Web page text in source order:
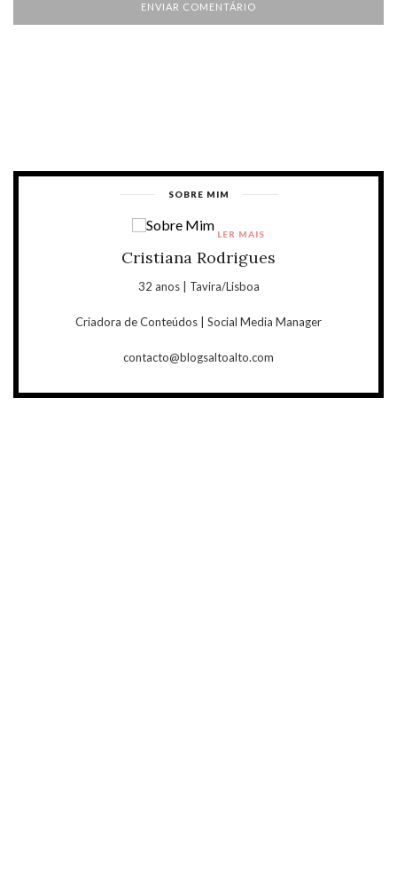
SOBRE MIM
Cristiana Rodrigues
32 anos | Tavira/Lisboa
Criadora de Conteúdos | Social Media Manager
contacto@blogsaltoalto.com
LER MAIS